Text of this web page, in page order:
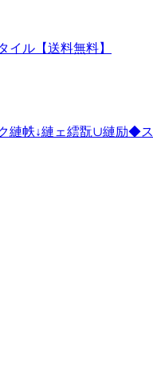
イル【送料無料】
縺帙↓縺ェ繧翫∪縺励◆ス